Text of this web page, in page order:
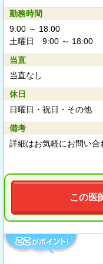
勤務時間
9:00 ～ 18:00
土曜日 9:00 ～ 18:00
当直
当直なし
休日
日曜日・祝日・その他
備考
詳細はお気軽にお問い合
この医